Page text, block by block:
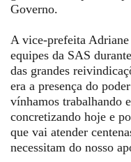
Governo.
A vice-prefeita Adriane
equipes da SAS
das grandes
era a presença do
vínhamos trabalhando
concretizando hoje e
que vai atender
necessitam do nosso